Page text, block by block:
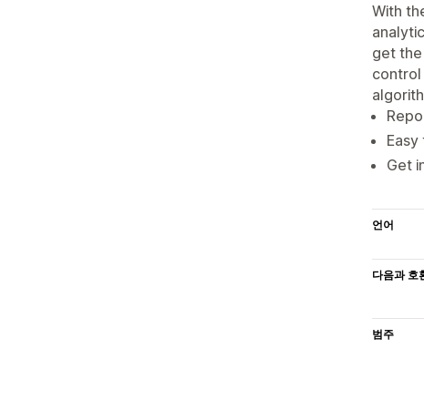
With
get
control
Get
언어
다음과 호
범주